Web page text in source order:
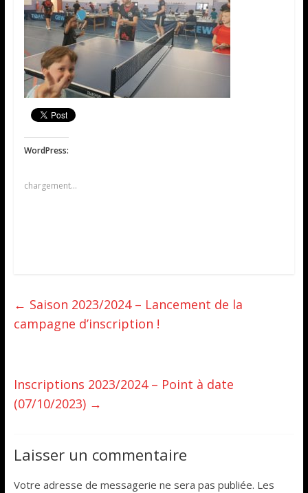
WordPress:
chargement…
← Saison 2023/2024 – Lancement de la
campagne d’inscription !
Inscriptions 2023/2024 – Point à date
(07/10/2023) →
Laisser un commentaire
Votre adresse de messagerie ne sera pas publiée. Les